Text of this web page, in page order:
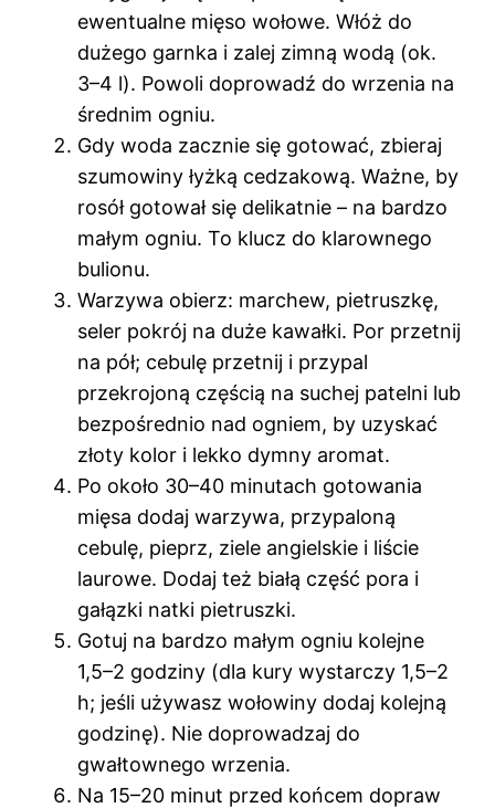
ewentualne mięso wołowe. Włóż do
dużego garnka i zalej zimną wodą (ok.
3–4 l). Powoli doprowadź do wrzenia na
średnim ogniu.
Gdy woda zacznie się gotować, zbieraj
szumowiny łyżką cedzakową. Ważne, by
rosół gotował się delikatnie – na bardzo
małym ogniu. To klucz do klarownego
bulionu.
Warzywa obierz: marchew, pietruszkę,
seler pokrój na duże kawałki. Por przetnij
na pół; cebulę przetnij i przypal
przekrojoną częścią na suchej patelni lub
bezpośrednio nad ogniem, by uzyskać
złoty kolor i lekko dymny aromat.
Po około 30–40 minutach gotowania
mięsa dodaj warzywa, przypaloną
cebulę, pieprz, ziele angielskie i liście
laurowe. Dodaj też białą część pora i
gałązki natki pietruszki.
Gotuj na bardzo małym ogniu kolejne
1,5–2 godziny (dla kury wystarczy 1,5–2
h; jeśli używasz wołowiny dodaj kolejną
godzinę). Nie doprowadzaj do
gwałtownego wrzenia.
Na 15–20 minut przed końcem dopraw